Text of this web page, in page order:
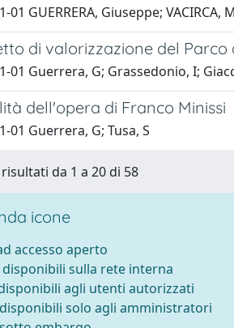
01 GUERRERA, Giuseppe; VACIRCA,
di valorizzazione del Parco
01 Guerrera, G; Grassedonio, I;
dell'opera di Franco Minissi
01 Guerrera, G; Tusa, S
da 1 a 20 di 58
icone
accesso aperto
sulla rete interna
agli utenti autorizzati
solo agli amministratori